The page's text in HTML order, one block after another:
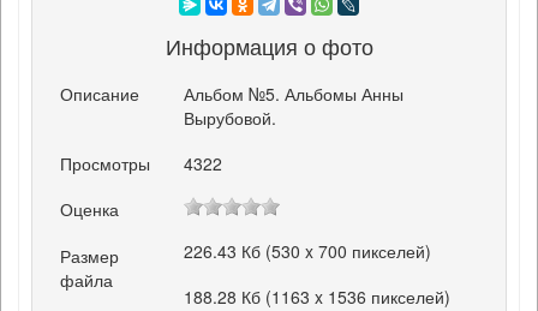
Информация о фото
Описание
Альбом №5. Альбомы Анны
Вырубовой.
Просмотры
4322
Оценка
Размер
файла
226.43 Кб (530 x 700 пикселей)
188.28 Кб (1163 x 1536 пикселей)